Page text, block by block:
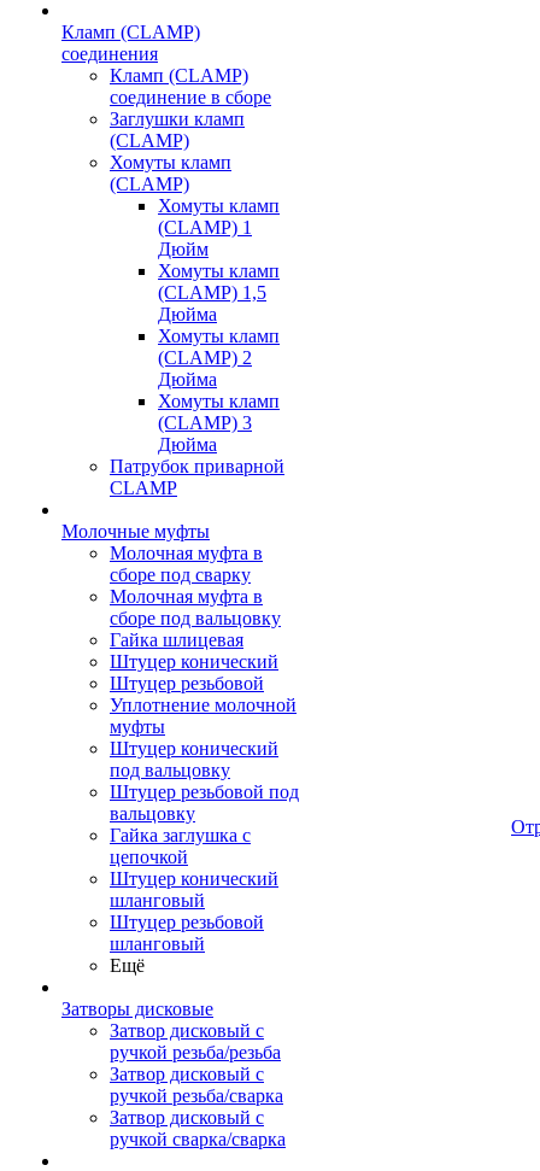
Кламп (CLAMP)
соединения
Кламп (CLAMP)
соединение в сборе
Заглушки кламп
(CLAMP)
Хомуты кламп
(CLAMP)
Хомуты кламп
(CLAMP) 1
Дюйм
Хомуты кламп
(CLAMP) 1,5
Дюйма
Хомуты кламп
(CLAMP) 2
Дюйма
Хомуты кламп
(CLAMP) 3
Дюйма
Патрубок приварной
CLAMP
Молочные муфты
Молочная муфта в
сборе под сварку
Молочная муфта в
сборе под вальцовку
Гайка шлицевая
Штуцер конический
Штуцер резьбовой
Уплотнение молочной
муфты
Штуцер конический
под вальцовку
Штуцер резьбовой под
вальцовку
Гайка заглушка с
цепочкой
Штуцер конический
шланговый
Штуцер резьбовой
шланговый
Ещё
Затворы дисковые
Затвор дисковый с
ручкой резьба/резьба
Затвор дисковый с
ручкой резьба/сварка
Затвор дисковый с
ручкой сварка/сварка